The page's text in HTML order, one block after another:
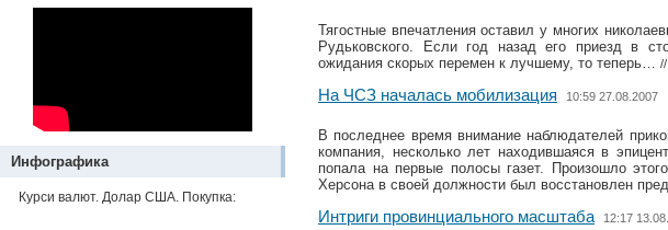
Инфографика
Курси валют. Долар США. Покупка:
Тягостные впечатления оставил у многих
Рудьковского. Если год назад его приезд в
ожидания скорых перемен к лучшему, то теперь… //
На ЧСЗ началась мобилизация 10:59 27.08.2007
В последнее время внимание наблюдателей
компания, несколько лет находившаяся в
попала на первые полосы газет. Произошло
Херсона в своей должности был восстановлен
Интриги провинциального масштаба 12:17